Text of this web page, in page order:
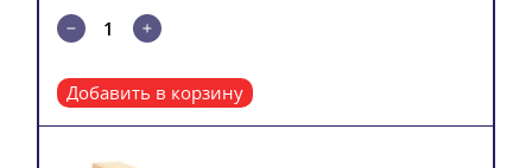
Добавить в корзину